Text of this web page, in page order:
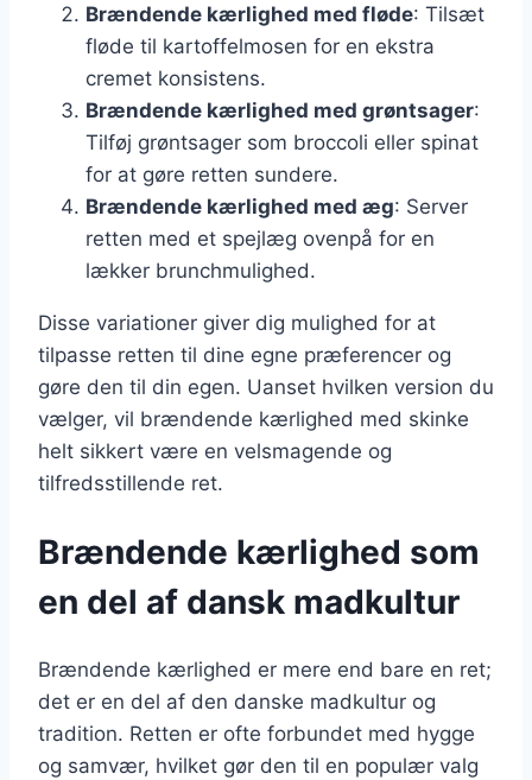
Brændende kærlighed med fløde: Tilsæt
fløde til kartoffelmosen for en ekstra
cremet konsistens.
Brændende kærlighed med grøntsager:
Tilføj grøntsager som broccoli eller spinat
for at gøre retten sundere.
Brændende kærlighed med æg: Server
retten med et spejlæg ovenpå for en
lækker brunchmulighed.
Disse variationer giver dig mulighed for at
tilpasse retten til dine egne præferencer og
gøre den til din egen. Uanset hvilken version du
vælger, vil brændende kærlighed med skinke
helt sikkert være en velsmagende og
tilfredsstillende ret.
Brændende kærlighed som
en del af dansk madkultur
Brændende kærlighed er mere end bare en ret;
det er en del af den danske madkultur og
tradition. Retten er ofte forbundet med hygge
og samvær, hvilket gør den til en populær valg